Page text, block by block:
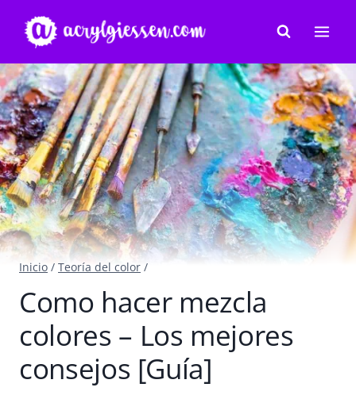
contenido
Inicio / Teoría del color /
Como hacer mezcla
colores – Los mejores
consejos [Guía]